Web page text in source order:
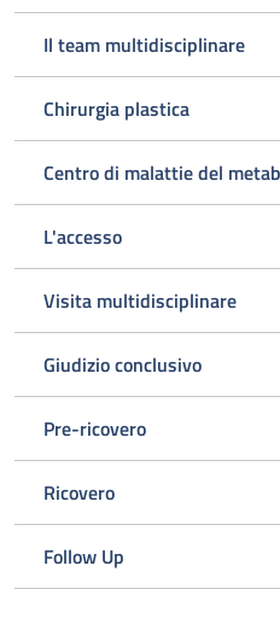
Il team multidisciplinare
Chirurgia plastica
Centro di malattie del
L'accesso
Visita multidisciplinare
Giudizio conclusivo
Pre-ricovero
Ricovero
Follow Up